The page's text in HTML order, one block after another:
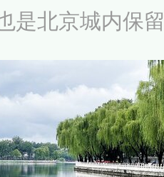
是北京城内保
传统风景区。
设发展史上及
保护单位40余
故居及醇王府